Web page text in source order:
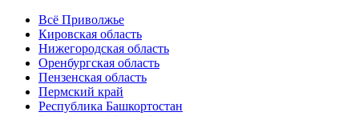
Всё Приволжье
Кировская область
Нижегородская область
Оренбургская область
Пензенская область
Пермский край
Республика Башкортостан